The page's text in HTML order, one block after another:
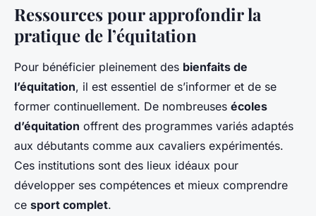
Ressources pour approfondir la
pratique de l’équitation
Pour bénéficier pleinement des bienfaits de
l’équitation, il est essentiel de s’informer et de se
former continuellement. De nombreuses écoles
d’équitation offrent des programmes variés adaptés
aux débutants comme aux cavaliers expérimentés.
Ces institutions sont des lieux idéaux pour
développer ses compétences et mieux comprendre
ce sport complet.